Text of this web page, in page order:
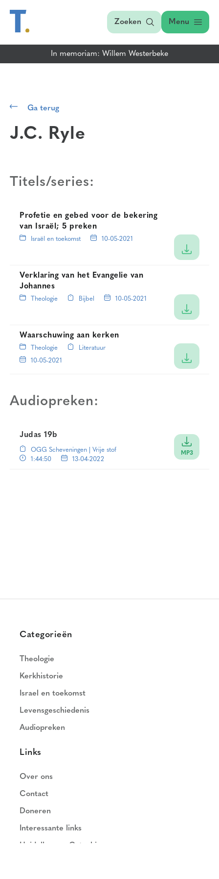
Zoeken Menu
In memoriam: Willem Westerbeke
Ga terug
J.C. Ryle
Titels/series:
Profetie en gebed voor de bekering
van Israël; 5 preken
Israël en toekomst 10-05-2021
Verklaring van het Evangelie van
Johannes
Theologie Bijbel 10-05-2021
Waarschuwing aan kerken
Theologie
Literatuur
10-05-2021
Audiopreken:
Judas 19b
OGG Scheveningen | Vrije stof
1:44:50
13-04-2022
MP3
Categorieën
Theologie
Kerkhistorie
Israel en toekomst
Levensgeschiedenis
Audiopreken
Links
Over ons
Contact
Doneren
Interessante links
Heidelbergse Catechismus